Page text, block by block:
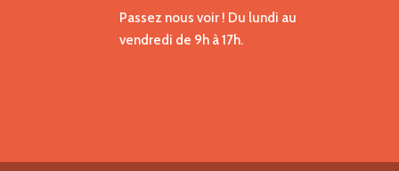
Passez nous voir ! Du lundi au
vendredi de 9h à 17h.